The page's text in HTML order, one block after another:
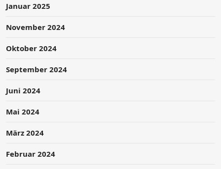
Januar 2025
November 2024
Oktober 2024
September 2024
Juni 2024
Mai 2024
März 2024
Februar 2024